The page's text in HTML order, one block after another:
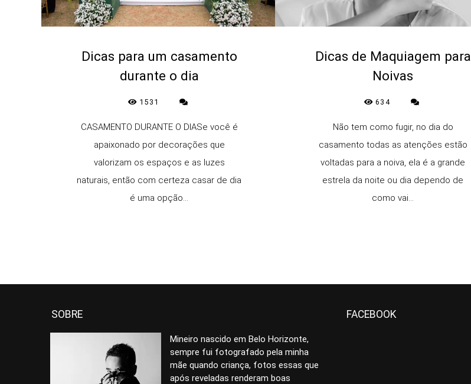
Dicas para um casamento
durante o dia
1531
CASAMENTO DURANTE O DIASe você é
apaixonado por decorações que
valorizam os espaços e as luzes
naturais, então com certeza casar de dia
é uma opção...
Dicas de Maquiagem para
Noivas
634
Não tem como fugir, no dia do
casamento todas as atenções estão
voltadas para a noiva, ela é a grande
estrela da noite ou dia dependo de
como vai...
SOBRE
Mineiro nascido em Belo Horizonte,
sempre fui fotografado pela minha
mãe quando criança, fotos essas que
após reveladas renderam boas
FACEBOOK